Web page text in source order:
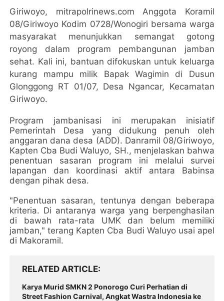
Giriwoyo, mitrapolrinews.com Anggota Koramil
08/Giriwoyo Kodim 0728/Wonogiri bersama warga
masyarakat menunjukkan semangat gotong
royong dalam program pembangunan jamban
sehat. Kali ini, bantuan difokuskan untuk keluarga
kurang mampu milik Bapak Wagimin di Dusun
Glonggong RT 01/07, Desa Ngancar, Kecamatan
Giriwoyo.
Program jambanisasi ini merupakan inisiatif
Pemerintah Desa yang didukung penuh oleh
anggaran dana desa (ADD). Danramil 08/Giriwoyo,
Kapten Cba Budi Waluyo, SH., menjelaskan bahwa
penentuan sasaran program ini melalui survei
lapangan dan koordinasi aktif antara Babinsa
dengan pihak desa.
"Penentuan sasaran, tentunya dengan beberapa
kriteria. Di antaranya warga yang berpenghasilan
di bawah rata-rata UMK dan belum memiliki
jamban," terang Kapten Cba Budi Waluyo usai apel
di Makoramil.
RELATED ARTICLE
Karya Murid SMKN 2 Ponorogo Curi Perhatian di
Street Fashion Carnival, Angkat Wastra Indonesia ke